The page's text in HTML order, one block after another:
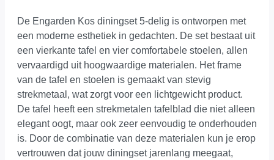
De Engarden Kos diningset 5-delig is ontworpen met
een moderne esthetiek in gedachten. De set bestaat uit
een vierkante tafel en vier comfortabele stoelen, allen
vervaardigd uit hoogwaardige materialen. Het frame
van de tafel en stoelen is gemaakt van stevig
strekmetaal, wat zorgt voor een lichtgewicht product.
De tafel heeft een strekmetalen tafelblad die niet alleen
elegant oogt, maar ook zeer eenvoudig te onderhouden
is. Door de combinatie van deze materialen kun je erop
vertrouwen dat jouw diningset jarenlang meegaat,